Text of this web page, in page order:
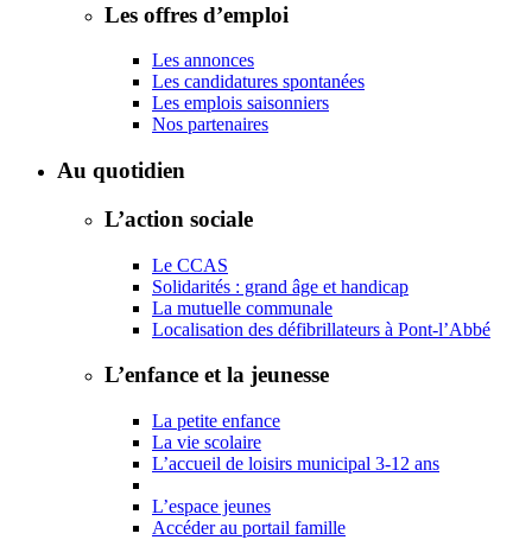
Les offres d’emploi
Les annonces
Les candidatures spontanées
Les emplois saisonniers
Nos partenaires
Au quotidien
L’action sociale
Le CCAS
Solidarités : grand âge et handicap
La mutuelle communale
Localisation des défibrillateurs à Pont-l’Abbé
L’enfance et la jeunesse
La petite enfance
La vie scolaire
L’accueil de loisirs municipal 3-12 ans
L’espace jeunes
Accéder au portail famille